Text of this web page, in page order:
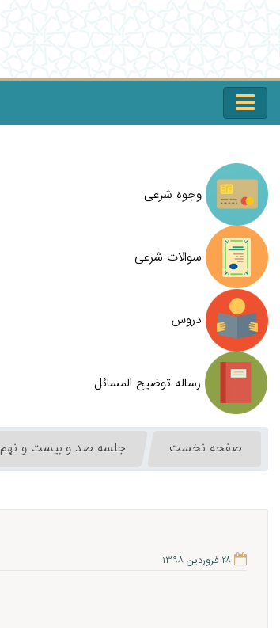
وجوه شرعی
سوالات شرعی
دروس
رساله توضیح المسائل
صفحه نخست جلسه صد و بیست و نهم
۲۸ فروردین ۱۳۹۸